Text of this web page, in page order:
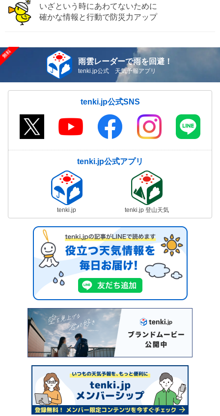
いざという時にあわてないために
確かな情報と行動で防災力アップ
雨雲レーダーで雨を回避！
tenki.jp公式 天気予報アプリ
tenki.jp公式SNS
tenki.jp公式アプリ
tenki.jp tenki.jp 登山天気